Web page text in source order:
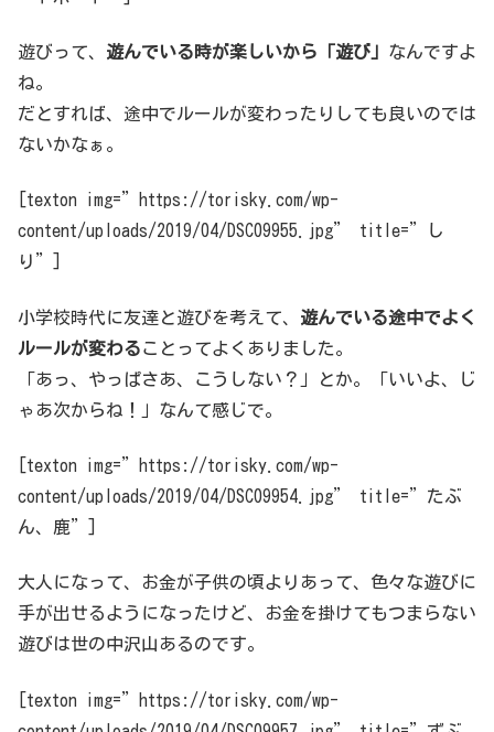
遊びって、 遊んでいる時が楽しいから「遊び」 なんですよ
ね。
だとすれば、途中でルールが変わったりしても良いのでは
ないかなぁ。
[texton img=”https://torisky.com/wp-
content/uploads/2019/04/DSC09955.jpg” title=”し
り”]
小学校時代に友達と遊びを考えて、 遊んでいる途中でよく
ルールが変わることってよくありました。
「あっ、やっぱさあ、こうしない？」とか。「いいよ、じ
ゃあ次からね！」なんて感じで。
[texton img=”https://torisky.com/wp-
content/uploads/2019/04/DSC09954.jpg” title=”たぶ
ん、鹿”]
大人になって、お金が子供の頃よりあって、色々な遊びに
手が出せるようになったけど、お金を掛けてもつまらない
遊びは世の中沢山あるのです。
[texton img=”https://torisky.com/wp-